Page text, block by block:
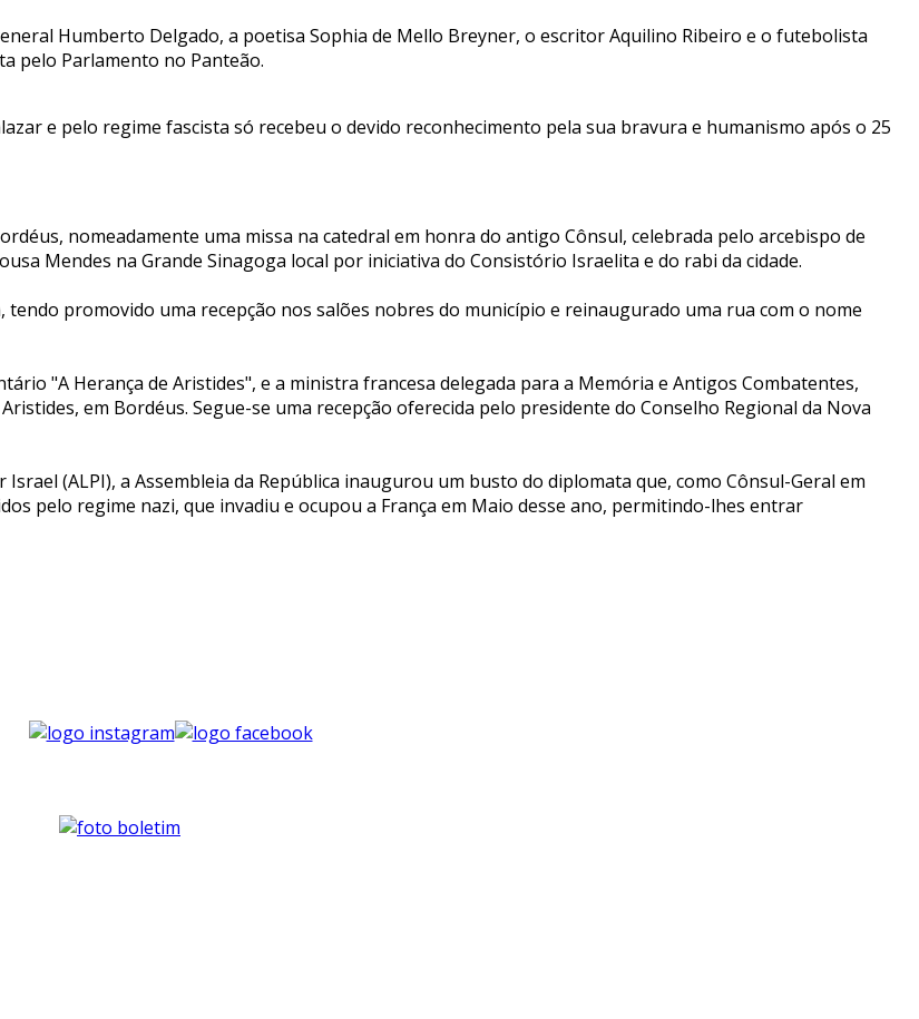
Humberto Delgado, a poetisa Sophia de Mello Breyner, o escritor Aquilino Ribeiro e o futebolista
pelo Parlamento no Panteão.
e pelo regime fascista só recebeu o devido reconhecimento pela sua bravura e humanismo após o 25
nomeadamente uma missa na catedral em honra do antigo Cônsul, celebrada pelo arcebispo de
Mendes na Grande Sinagoga local por iniciativa do Consistório Israelita e do rabi da cidade.
promovido uma recepção nos salões nobres do município e reinaugurado uma rua com o nome
"A Herança de Aristides", e a ministra francesa delegada para a Memória e Antigos Combatentes,
em Bordéus. Segue-se uma recepção oferecida pelo presidente do Conselho Regional da Nova
(ALPI), a Assembleia da República inaugurou um busto do diplomata que, como Cônsul-Geral em
pelo regime nazi, que invadiu e ocupou a França em Maio desse ano, permitindo-lhes entrar